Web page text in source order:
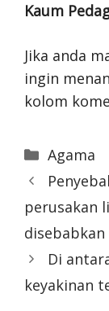
Kaum
Jika anda
ingin
kolom
Agama
perusakan
Di
keyakinan